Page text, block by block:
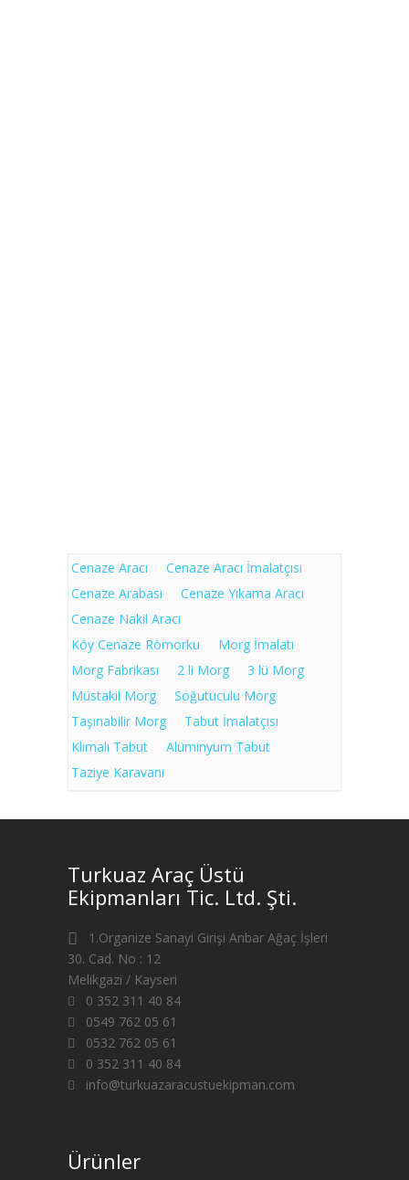
Cenaze Aracı
Cenaze Aracı İmalatçısı
Cenaze Arabası
Cenaze Yıkama Aracı
Cenaze Nakil Aracı
Köy Cenaze Römorku
Morg İmalatı
Morg Fabrikası
2 li Morg
3 lü Morg
Müstakil Morg
Soğutuculu Morg
Taşınabilir Morg
Tabut İmalatçısı
Klimalı Tabut
Alüminyum Tabut
Taziye Karavanı
Turkuaz Araç Üstü
Ekipmanları Tic. Ltd. Şti.
1.Organize Sanayi Girişi Anbar Ağaç İşleri
30. Cad. No : 12
Melikgazi / Kayseri
0 352 311 40 84
0549 762 05 61
0532 762 05 61
0 352 311 40 84
info@turkuazaracustuekipman.com
Ürünler